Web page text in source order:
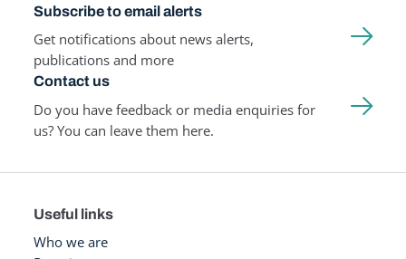
Subscribe to email alerts
Get notifications about news alerts,
publications and more
Contact us
Do you have feedback or media enquiries for
us? You can leave them here.
Useful links
Who we are